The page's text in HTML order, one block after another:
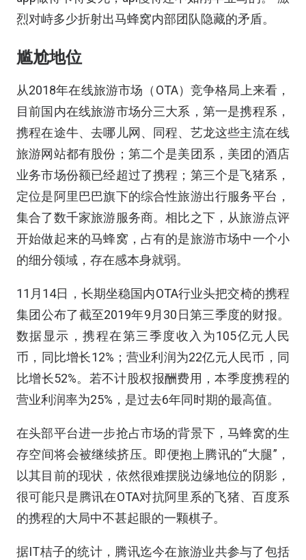
烈对峙多少折射出马蜂窝内部团队隐藏的矛盾。
尴尬地位
从2018年在线旅游市场（OTA）竞争格局上来看，
目前国内在线旅游市场分三大系，第一是携程系，
携程在途牛、去哪儿网、同程、艺龙这些主流在线
旅游网站都有股份；第二个是美团系，美团的酒店
业务市场份额已经超过了携程；第三个是飞猪系，
定位是阿里巴巴旗下的综合性旅游出行服务平台，
集合了数千家旅游服务商。相比之下，从旅游点评
开始做起来的马蜂窝，占有的是旅游市场中一个小
的细分领域，存在感本身就弱。
11月14日，长期坐稳国内OTA行业头把交椅的携程
集团公布了截至2019年9月30日第三季度的财报。
数据显示，携程在第三季度收入为105亿元人民
币，同比增长12%；营业利润为22亿元人民币，同
比增长52%。若不计股权报酬费用，本季度携程的
营业利润率为25%，是过去6年同时期的最高值。
在头部平台进一步抢占市场的背景下，马蜂窝的生
存空间将会被继续挤压。即便抱上腾讯的“大腿”，
以其目前的现状，依然很难摆脱边缘地位的阴影，
很可能只是腾讯在OTA对抗阿里系的飞猪、百度系
的携程的大局中不甚起眼的一颗棋子。
据IT桔子的统计，腾讯迄今在旅游业共参与了包括